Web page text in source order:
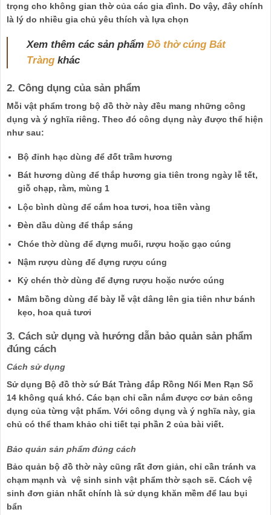
trọng cho không gian thờ của các gia đình. Do vậy, đây chính
là lý do nhiều gia chủ yêu thích và lựa chọn
Xem thêm các sản phẩm Đồ thờ cúng Bát
Tràng khác
2. Công dụng của sản phẩm
Mỗi vật phẩm trong bộ đồ thờ này đều mang những công
dụng và ý nghĩa riêng. Theo đó công dụng này được thể hiện
như sau:
Bộ đỉnh hạc dùng để đốt trầm hương
Bát hương dùng để thắp hương gia tiên trong ngày lễ tết,
giỗ chạp, rằm, mùng 1
Lộc bình dùng để cắm hoa tươi, hoa tiền vàng
Đèn dầu dùng để thắp sáng
Chóe thờ dùng để đựng muối, rượu hoặc gạo cúng
Nậm rượu dùng để đựng rượu cúng
Kỷ chén thờ dùng để đựng rượu hoặc nước cúng
Mâm bồng dùng để bày lễ vật dâng lên gia tiên như bánh
kẹo, hoa quả tươi
3. Cách sử dụng và hướng dẫn bảo quản sản phẩm
đúng cách
Cách sử dụng
Sử dụng Bộ đồ thờ sứ Bát Tràng đắp Rồng Nổi Men Rạn Số
14 không quá khó. Các bạn chỉ cần nắm được cơ bản công
dụng của từng vật phẩm. Với công dụng và ý nghĩa này, gia
chủ có thể tham khảo chi tiết tại phần 2 của bài viết.
Bảo quản sản phẩm đúng cách
Bảo quản bộ đồ thờ này cũng rất đơn giản, chỉ cần tránh va
chạm mạnh và vệ sinh sinh vật phẩm thờ sạch sẽ. Cách vệ
sinh đơn giản nhất chính là sử dụng khăn mềm để lau bụi
bẩn